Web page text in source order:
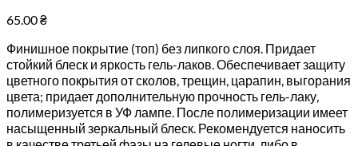
65.00₴
Финишное покрытие (топ) без липкого слоя. Придает
стойкий блеск и яркость гель-лаков. Обеспечивает защиту
цветного покрытия от сколов, трещин, царапин, выгорания
цвета; придает дополнительную прочность гель-лаку,
полимеризуется в УФ лампе. После полимеризации имеет
насыщенный зеркальный блеск. Рекомендуется наносить